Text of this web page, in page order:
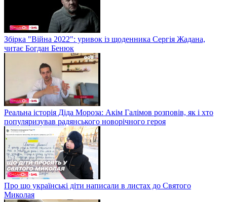
Збірка "Війна 2022": уривок із щоденника Сергія Жадана,
читає Богдан Бенюк
Реальна історія Діда Мороза: Акім Галімов розповів, як і хто
популяризував радянського новорічного героя
Про що українські діти написали в листах до Святого
Миколая